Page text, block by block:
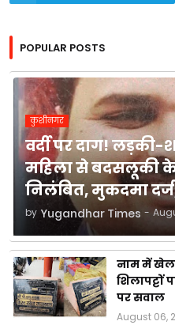
POPULAR POSTS
कुशीनगर
वर्दी पर दाग!
महिला से बदसलूकी के
निलंबित, मुकदमा
by Yugandhar Times -
नाम में खेल
शिलापट्टों
पर सवाल
August 06,